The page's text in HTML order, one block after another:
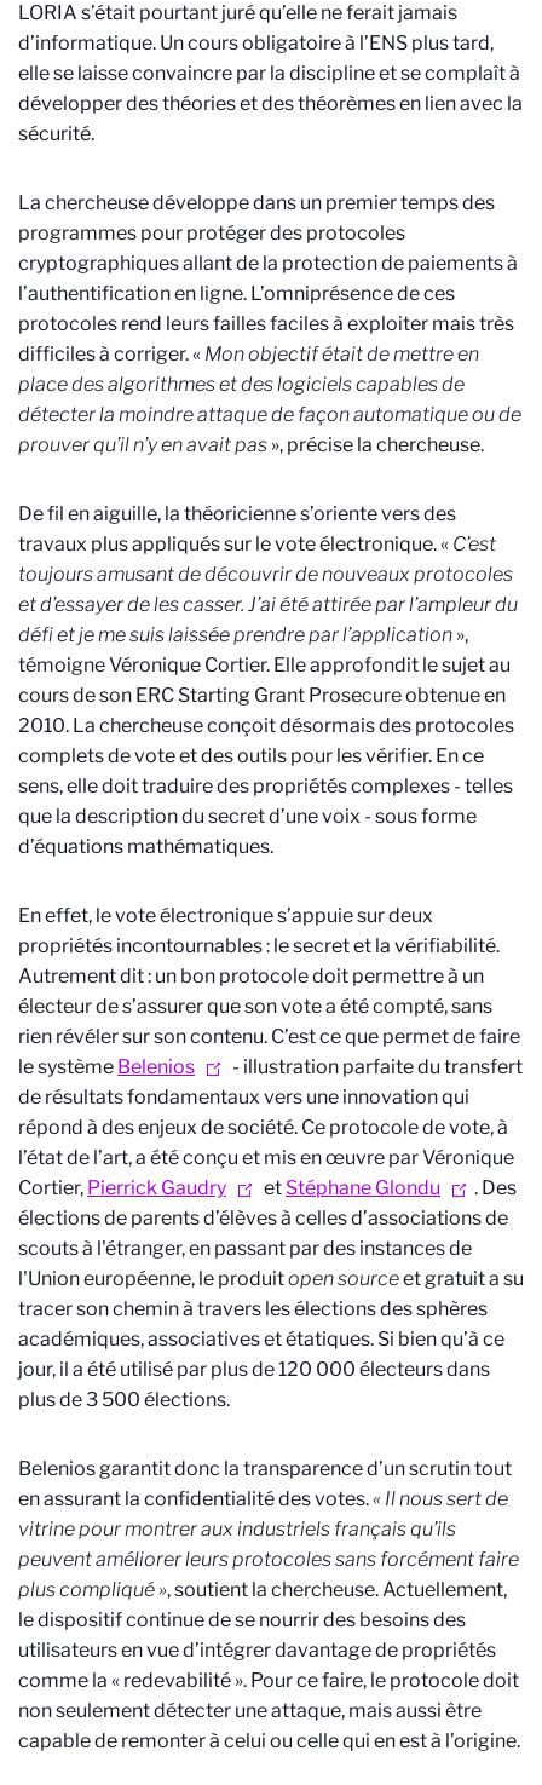
LORIA s’était pourtant juré qu’elle ne ferait jamais
d’informatique. Un cours obligatoire à l’ENS plus tard,
elle se laisse convaincre par la discipline et se complaît à
développer des théories et des théorèmes en lien avec la
sécurité.
La chercheuse développe dans un premier temps des
programmes pour protéger des protocoles
cryptographiques allant de la protection de paiements à
l’authentification en ligne. L’omniprésence de ces
protocoles rend leurs failles faciles à exploiter mais très
difficiles à corriger. « Mon objectif était de mettre en
place des algorithmes et des logiciels capables de
détecter la moindre attaque de façon automatique ou de
prouver qu’il n’y en avait pas », précise la chercheuse.
De fil en aiguille, la théoricienne s’oriente vers des
travaux plus appliqués sur le vote électronique. « C’est
toujours amusant de découvrir de nouveaux protocoles
et d’essayer de les casser. J’ai été attirée par l’ampleur du
défi et je me suis laissée prendre par l’application »,
témoigne Véronique Cortier. Elle approfondit le sujet au
cours de son ERC Starting Grant Prosecure obtenue en
2010. La chercheuse conçoit désormais des protocoles
complets de vote et des outils pour les vérifier. En ce
sens, elle doit traduire des propriétés complexes - telles
que la description du secret d’une voix - sous forme
d’équations mathématiques.
En effet, le vote électronique s’appuie sur deux
propriétés incontournables : le secret et la vérifiabilité.
Autrement dit : un bon protocole doit permettre à un
électeur de s’assurer que son vote a été compté, sans
rien révéler sur son contenu. C’est ce que permet de faire
le système Belenios
- illustration parfaite du transfert
de résultats fondamentaux vers une innovation qui
répond à des enjeux de société. Ce protocole de vote, à
l’état de l’art, a été conçu et mis en œuvre par Véronique
Cortier, Pierrick Gaudry et Stéphane Glondu
. Des
élections de parents d’élèves à celles d’associations de
scouts à l'étranger, en passant par des instances de
l'Union européenne, le produitopen sourceet gratuit a su
tracer son chemin à travers les élections des sphères
académiques, associatives et étatiques. Si bien qu’à ce
jour, il a été utilisé par plus de 120 000 électeurs dans
plus de 3 500 élections.
Belenios garantit donc la transparence d’un scrutin tout
en assurant la confidentialité des votes.« Il nous sert de
vitrine pour montrer aux industriels français qu’ils
peuvent améliorer leurs protocoles sans forcément faire
plus compliqué », soutient la chercheuse. Actuellement,
le dispositif continue de se nourrir des besoins des
utilisateurs en vue d’intégrer davantage de propriétés
comme la « redevabilité ». Pour ce faire, le protocole doit
non seulement détecter une attaque, mais aussi être
capable de remonter à celui ou celle qui en est à l’origine.